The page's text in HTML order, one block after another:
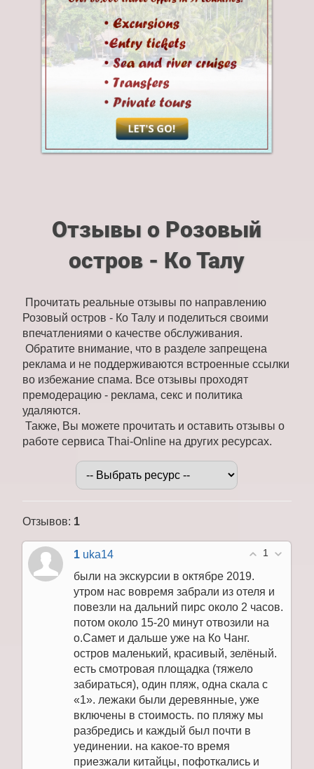
Отзывы о Розовый
остров - Ко Талу
Прочитать реальные отзывы по направлению
Розовый остров - Ко Талу и поделиться своими
впечатлениями о качестве обслуживания.
Обратите внимание, что в разделе запрещена
реклама и не поддерживаются встроенные ссылки
во избежание спама. Все отзывы проходят
премодерацию - реклама, секс и политика
удаляются.
Также, Вы можете прочитать и оставить отзывы о
работе сервиса Thai-Online на других ресурсах.
Отзывов: 1
1
1 uka14
были на экскурсии в октябре 2019.
утром нас вовремя забрали из отеля и
повезли на дальний пирс около 2 часов.
потом около 15-20 минут отвозили на
о.Самет и дальше уже на Ко Чанг.
остров маленький, красивый, зелёный.
есть смотровая площадка (тяжело
забираться), один пляж, одна скала с
«1». лежаки были деревянные, уже
включены в стоимость. по пляжу мы
разбредись и каждый был почти в
уединении. на какое-то время
приезжали китайцы, пофоткались и